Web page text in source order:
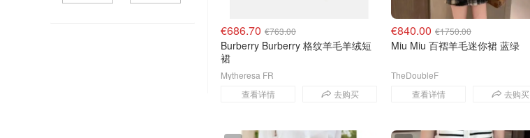
& Other Stories
€686.70 €763.00
Burberry Burberry 格纹羊毛羊绒短
裙
查看详情 去购买
Mytheresa FR
€840.00 €1750.00
Miu Miu 百褶羊毛迷你裙 蓝绿
查看详情 去购买
TheDoubleF